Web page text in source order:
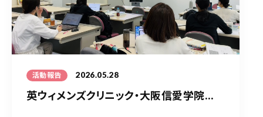
活動報告 2026.05.28
英ウィメンズクリニック・大阪信愛学院...